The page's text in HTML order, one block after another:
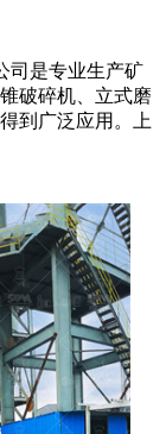
司是专业生产矿
破碎机、立式磨
到广泛应用。上